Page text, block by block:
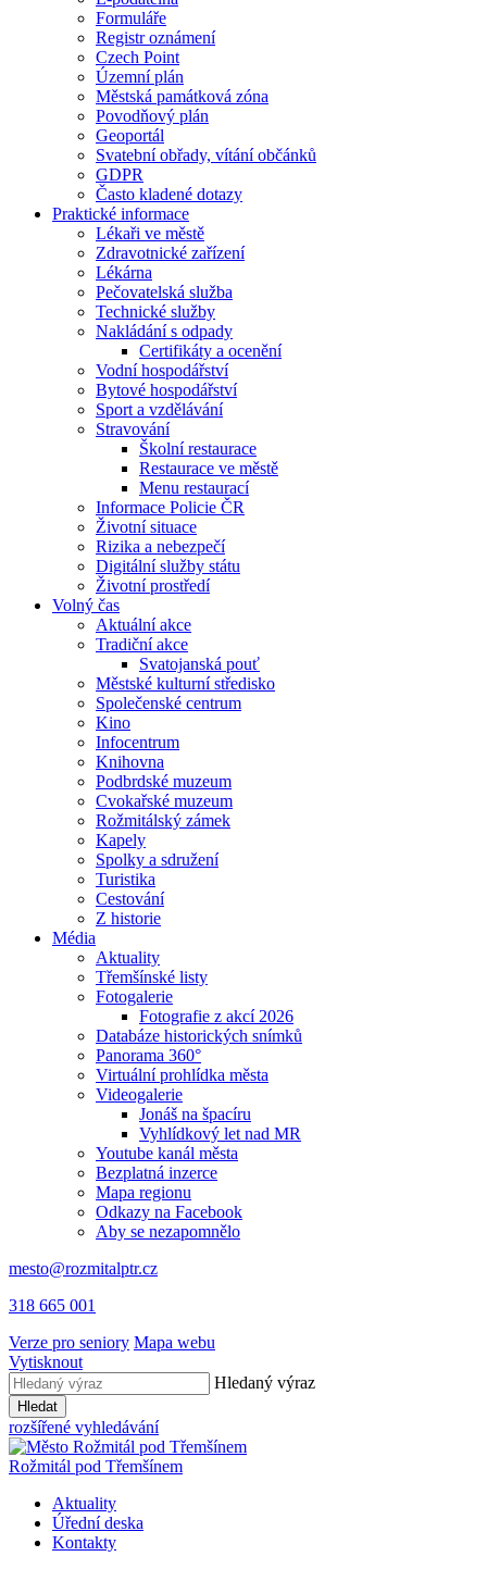
Formuláře
Registr oznámení
Czech Point
Územní plán
Městská památková zóna
Povodňový plán
Geoportál
Svatební obřady, vítání občánků
GDPR
Často kladené dotazy
Praktické informace
Lékaři ve městě
Zdravotnické zařízení
Lékárna
Pečovatelská služba
Technické služby
Nakládání s odpady
Certifikáty a ocenění
Vodní hospodářství
Bytové hospodářství
Sport a vzdělávání
Stravování
Školní restaurace
Restaurace ve městě
Menu restaurací
Informace Policie ČR
Životní situace
Rizika a nebezpečí
Digitální služby státu
Životní prostředí
Volný čas
Aktuální akce
Tradiční akce
Svatojanská pouť
Městské kulturní středisko
Společenské centrum
Kino
Infocentrum
Knihovna
Podbrdské muzeum
Cvokařské muzeum
Rožmitálský zámek
Kapely
Spolky a sdružení
Turistika
Cestování
Z historie
Média
Aktuality
Třemšínské listy
Fotogalerie
Fotografie z akcí 2026
Databáze historických snímků
Panorama 360°
Virtuální prohlídka města
Videogalerie
Jonáš na špacíru
Vyhlídkový let nad MR
Youtube kanál města
Bezplatná inzerce
Mapa regionu
Odkazy na Facebook
Aby se nezapomnělo
mesto@rozmitalptr.cz
318 665 001
Verze pro seniory Mapa webu
Vytisknout
Hledaný výraz
Hledat
rozšířené vyhledávání
Rožmitál pod Třemšínem
Aktuality
Úřední deska
Kontakty